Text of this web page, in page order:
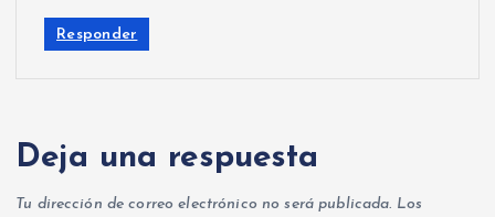
Responder
Deja una respuesta
Tu dirección de correo electrónico no será publicada. Los